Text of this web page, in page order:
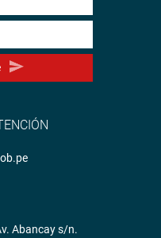
Abancay s/n.